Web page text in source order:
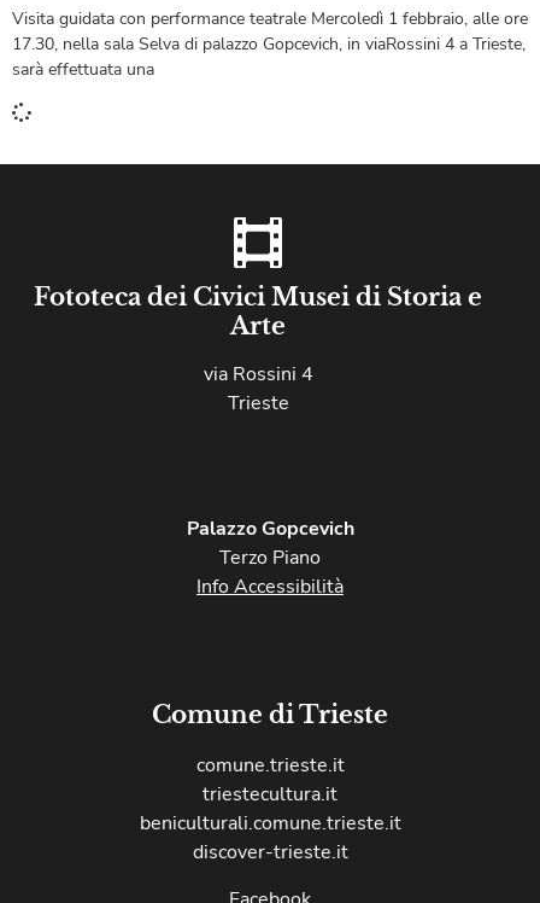
Visita guidata con performance teatrale Mercoledì 1 febbraio, alle ore
17.30, nella sala Selva di palazzo Gopcevich, in viaRossini 4 a Trieste,
sarà effettuata una
Fototeca dei Civici Musei di Storia e
Arte
via Rossini 4
Trieste
Palazzo Gopcevich
Terzo Piano
Info Accessibilità
Comune di Trieste
comune.trieste.it
triestecultura.it
beniculturali.comune.trieste.it
discover-trieste.it